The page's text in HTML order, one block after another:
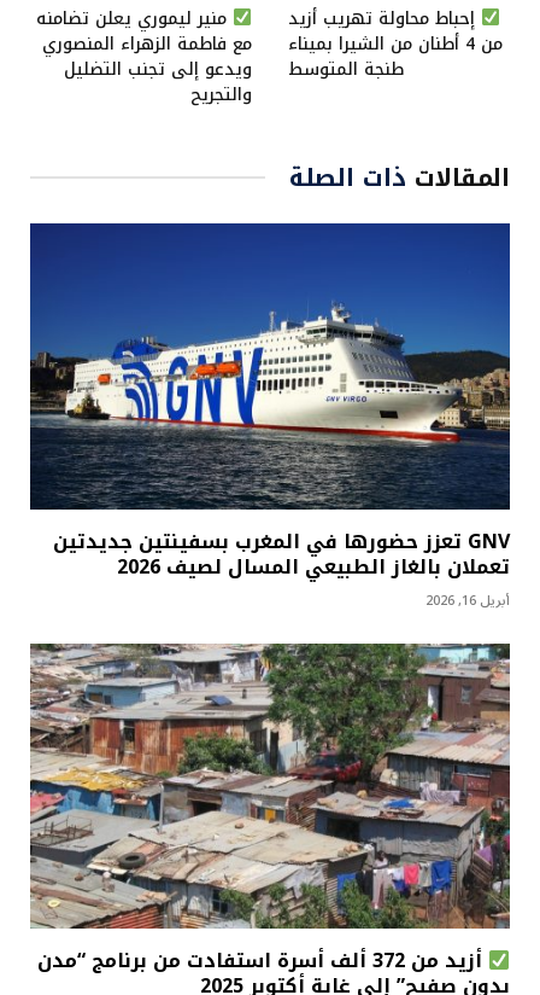
إحباط محاولة تهريب أزيد
من 4 أطنان من الشيرا بميناء
طنجة المتوسط
منير ليموري يعلن تضامنه
مع فاطمة الزهراء المنصوري
ويدعو إلى تجنب التضليل
والتجريح
المقالات ذات الصلة
GNV تعزز حضورها في المغرب بسفينتين جديدتين
تعملان بالغاز الطبيعي المسال لصيف 2026
أبريل 16, 2026
أزيد من 372 ألف أسرة استفادت من برنامج “مدن
بدون صفيح” إلى غاية أكتوبر 2025